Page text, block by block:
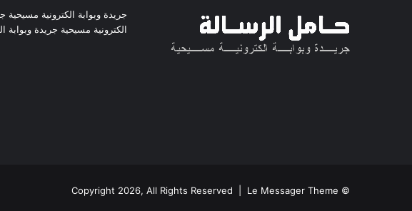
جريدة وبوابة الكترونية مسيحية
الكترونية مسيحية جريدة وبوابة
© Copyright 2026, All Rights Reserved | Le Messager Theme